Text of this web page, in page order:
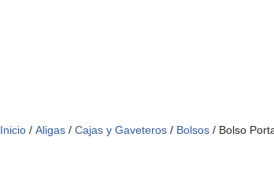
Inicio / Aligas / Cajas y Gaveteros / Bolsos / Bolso